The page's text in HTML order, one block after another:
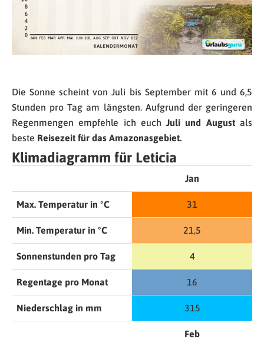
Die Sonne scheint von Juli bis September mit 6 und 6,5
Stunden pro Tag am längsten. Aufgrund der geringeren
Regenmengen empfehle ich euchJuli und Augustals
beste Reisezeit für das Amazonasgebiet.
Klimadiagramm für Leticia
Jan
Max. Temperatur in °C 31
Min. Temperatur in °C 21,5
Sonnenstunden pro Tag 4
Regentage pro Monat 16
Niederschlag in mm 315
Feb